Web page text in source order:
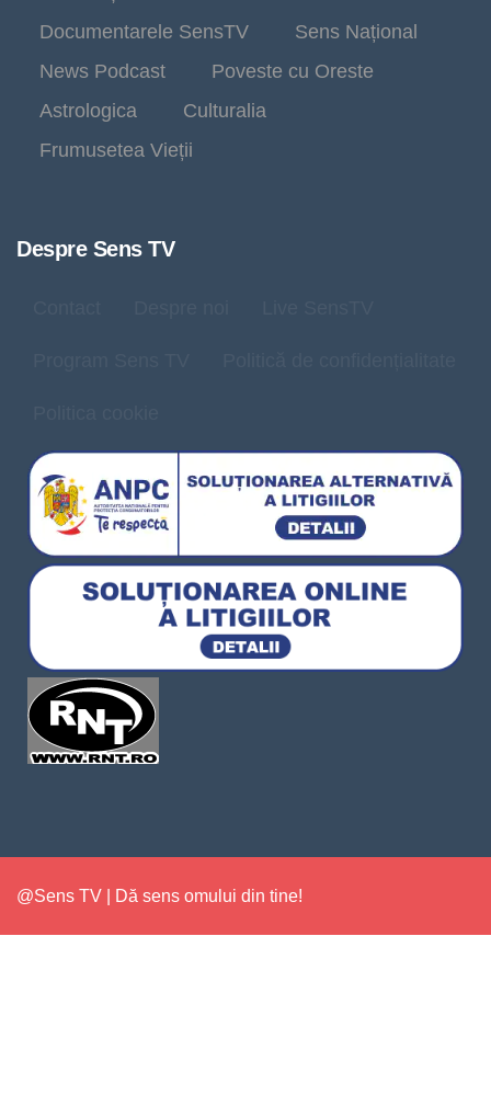
Documentarele SensTV
Sens Național
News Podcast
Poveste cu Oreste
Astrologica
Culturalia
Frumusetea Vieții
Despre Sens TV
@Sens TV | Dă sens omului din tine!